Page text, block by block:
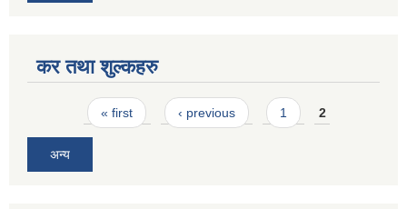
कर तथा शुल्कहरु
Pages« first ‹ previous 1 2
अन्य